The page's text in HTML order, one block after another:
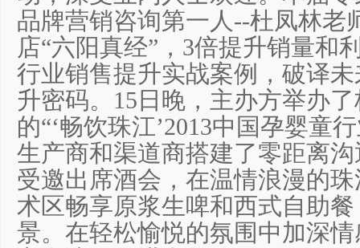
品牌营销咨询第一人--杜凤林老
店“六阳真经”，3倍提升销量和
行业销售提升实战案例，破译
升密码。15日晚，主办方举办
的“‘畅饮珠江’2013中国孕婴童
生产商和渠道商搭建了零距离
受邀出席酒会，在温情浪漫的
术区畅享原浆生啤和西式自助
景。在轻松愉悦的氛围中加深